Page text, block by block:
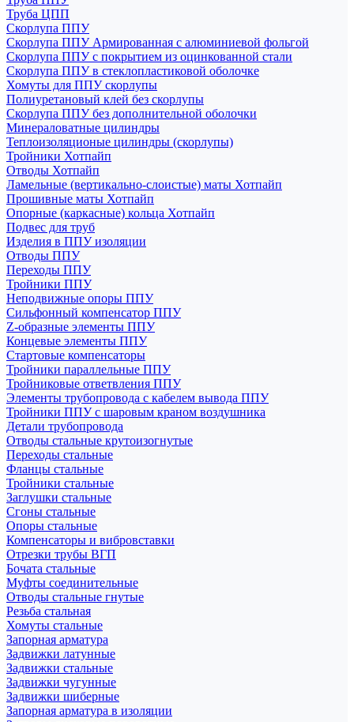
Труба ЦПП
Скорлупа ППУ
Скорлупа ППУ Армированная с алюминиевой фольгой
Скорлупа ППУ с покрытием из оцинкованной стали
Скорлупа ППУ в стеклопластиковой оболочке
Хомуты для ППУ скорлупы
Полиуретановый клей без скорлупы
Скорлупа ППУ без дополнительной оболочки
Минераловатные цилиндры
Теплоизоляционые цилиндры (скорлупы)
Тройники Хотпайп
Отводы Хотпайп
Ламельные (вертикально-слоистые) маты Хотпайп
Прошивные маты Хотпайп
Опорные (каркасные) кольца Хотпайп
Подвес для труб
Изделия в ППУ изоляции
Отводы ППУ
Переходы ППУ
Тройники ППУ
Неподвижные опоры ППУ
Cильфонный компенсатор ППУ
Z-образные элементы ППУ
Концевые элементы ППУ
Стартовые компенсаторы
Тройники параллельные ППУ
Тройниковые ответвления ППУ
Элементы трубопровода с кабелем вывода ППУ
Тройники ППУ с шаровым краном воздушника
Детали трубопровода
Отводы стальные крутоизогнутые
Переходы стальные
Фланцы стальные
Тройники стальные
Заглушки стальные
Сгоны стальные
Опоры стальные
Компенсаторы и вибровставки
Отрезки трубы ВГП
Бочата стальные
Муфты соединительные
Отводы стальные гнутые
Резьба стальная
Хомуты стальные
Запорная арматура
Задвижки латунные
Задвижки стальные
Задвижки чугунные
Задвижки шиберные
Запорная арматура в изоляции